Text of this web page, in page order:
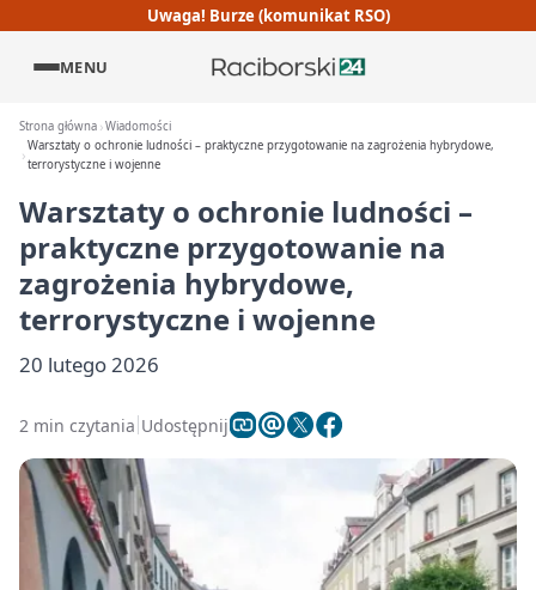
Uwaga! Burze (komunikat RSO)
MENU
Strona główna Wiadomości
Warsztaty o ochronie ludności – praktyczne przygotowanie na zagrożenia hybrydowe,
terrorystyczne i wojenne
Warsztaty o ochronie ludności –
praktyczne przygotowanie na
zagrożenia hybrydowe,
terrorystyczne i wojenne
20 lutego 2026
2 min czytania Udostępnij